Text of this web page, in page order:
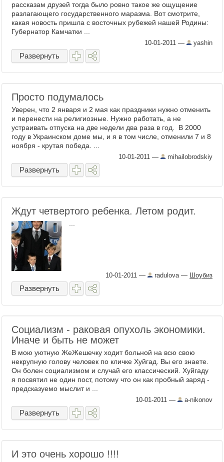
рассказам друзей тогда было ровно такое же ощущение
разлагающего государственного маразма. Вот смотрите,
какая новость пришла с восточных рубежей нашей Родины:
Губернатор Камчатки ...
10-01-2011 — yashin
Развернуть
Просто подумалось
Уверен, что 2 января и 2 мая как праздники нужно отменить
и перенести на религиозные. Нужно работать, а не
устраивать отпуска на две недели два раза в год. В 2000
году в Украинском доме мы, и я в том числе, отменили 7 и 8
ноября - крутая победа. ...
10-01-2011 — mihailobrodskiy
Развернуть
Ждут четвертого ребенка. Летом родит.
10-01-2011 — radulova— Шоубиз
Развернуть
Социализм - раковая опухоль экономики.
Иначе и быть не может
В мою уютную ЖеЖешечку ходит больной на всю свою
некрупную голову человек по кличке Хуйгад. Вы его знаете.
Он болен социализмом и случай его классический. Хуйгаду
я посвятил не один пост, потому что он как пробный заряд -
предсказуемо мыслит и ...
10-01-2011 — a-nikonov
Развернуть
И это очень хорошо !!!!